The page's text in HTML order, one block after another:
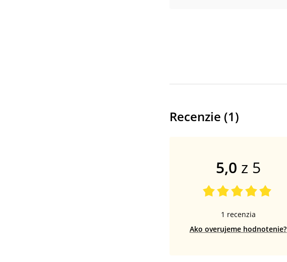
Recenzie (1)
5,0 z 5
1 recenzia
Ako overujeme hodnotenie?